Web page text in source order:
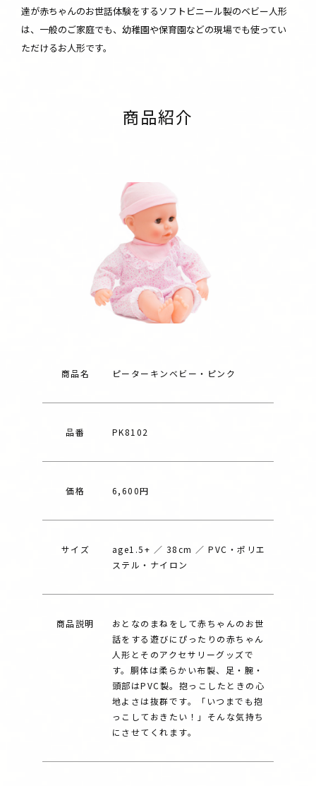
達が赤ちゃんのお世話体験をするソフトビニール製のベビー人形
は、一般のご家庭でも、幼稚園や保育園などの現場でも使ってい
ただけるお人形です。
商品紹介
商品名 ピーターキンベビー・ピンク
品番 PK8102
価格 6,600円
サイズ
age1.5+ ／ 38cm ／ PVC・ポリエ
ステル・ナイロン
商品説明
おとなのまねをして赤ちゃんのお世
話をする遊びにぴったりの赤ちゃん
人形とそのアクセサリーグッズで
す。胴体は柔らかい布製、足・腕・
頭部はPVC製。抱っこしたときの心
地よさは抜群です。「いつまでも抱
っこしておきたい！」そんな気持ち
にさせてくれます。